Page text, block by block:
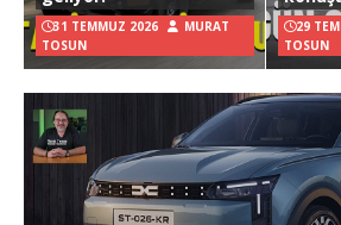
31 TEMMUZ 2026
MURAT
TOSUN
29
TOSUN